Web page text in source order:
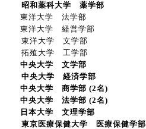
昭和薬科大学 薬学部
東洋大学 法学部
東洋大学 経営学部
東洋大学 文学部
拓殖大学 工学部
中央大学 文学部
中央大学 経済学部
中央大学 商学部 (2名)
中央大学 法学部 (2名)
日本大学 文理学部
東京医療保健大学 医療保健学部